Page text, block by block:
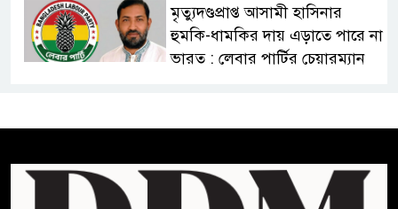
মৃত্যুদণ্ডপ্রাপ্ত আসামী হাসিনার
হুমকি-ধামকির দায় এড়াতে পারে না
ভারত : লেবার পার্টির চেয়ারম্যান
রাজসাক্ষী রিজভীর বক্তব্যে ক্ষুব্ধ
হাওর ও জলাভূমিতে মা মাছ